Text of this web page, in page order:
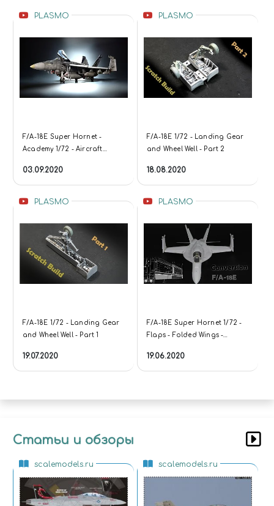
PLASMO
F/A-18E Super Hornet -
Academy 1/72 - Aircraft
03.09.2020
PLASMO
F/A-18E 1/72 - Landing Gear
and Wheel Well - Part 2
18.08.2020
PLASMO
F/A-18E 1/72 - Landing Gear
and Wheel Well - Part 1
19.07.2020
PLASMO
F/A-18E Super Hornet 1/72 -
Flaps - Folded Wings -
19.06.2020
Статьи и обзоры
scalemodels.ru scalemodels.ru